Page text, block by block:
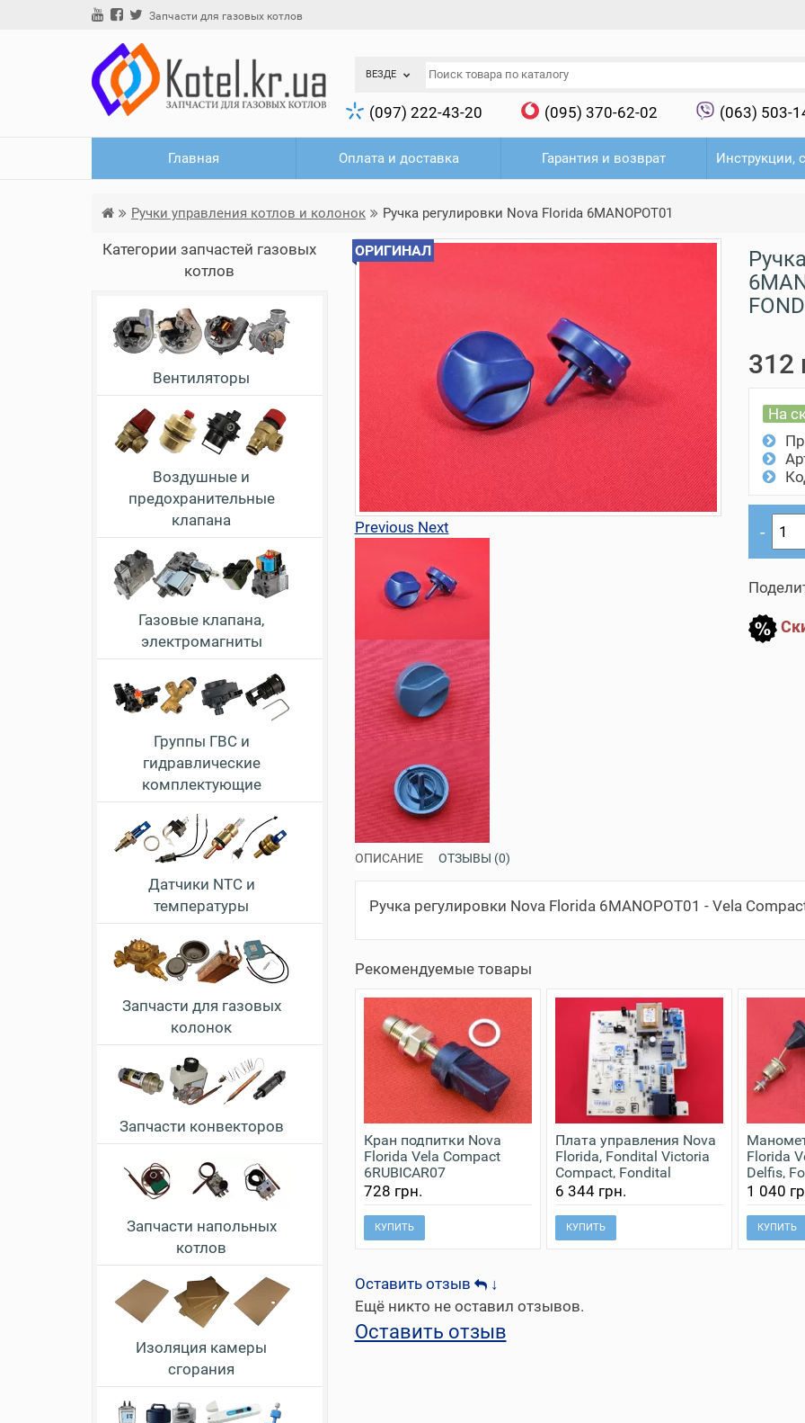
Запчасти для газовых котлов
ВЕЗДЕ
(097) 222-43-20 (095) 370-62-02 (063) 503-
Главная Оплата и доставка Гарантия и возврат Инструкции,
Ручки управления котлов и колонок Ручка регулировки Nova Florida 6MANOPOT01
Категории запчастей газовых
котлов
Вентиляторы
Воздушные и
предохранительные
клапана
Газовые клапана,
электромагниты
Группы ГВС и
гидравлические
комплектующие
Датчики NTC и
температуры
Запчасти для газовых
колонок
Запчасти конвекторов
Запчасти напольных
котлов
Изоляция камеры
сгорания
ОРИГИНАЛ
Previous Next
312
На
ОПИСАНИЕ ОТЗЫВЫ (0)
Ручка регулировки Nova Florida 6MANOPOT01 - Vela
Рекомендуемые товары
Кран подпитки Nova
Florida Vela Compact
6RUBICAR07
728 грн.
КУПИТЬ
Плата управления Nova
Florida, Fondital Victoria
Compact, Fondital
Panarea Compact
6 344 грн.
КУПИТЬ
Florida
Delfis,
Panarea
1 040
КУПИТЬ
Оставить отзыв
↓
Ещё никто не оставил отзывов.
Оставить отзыв